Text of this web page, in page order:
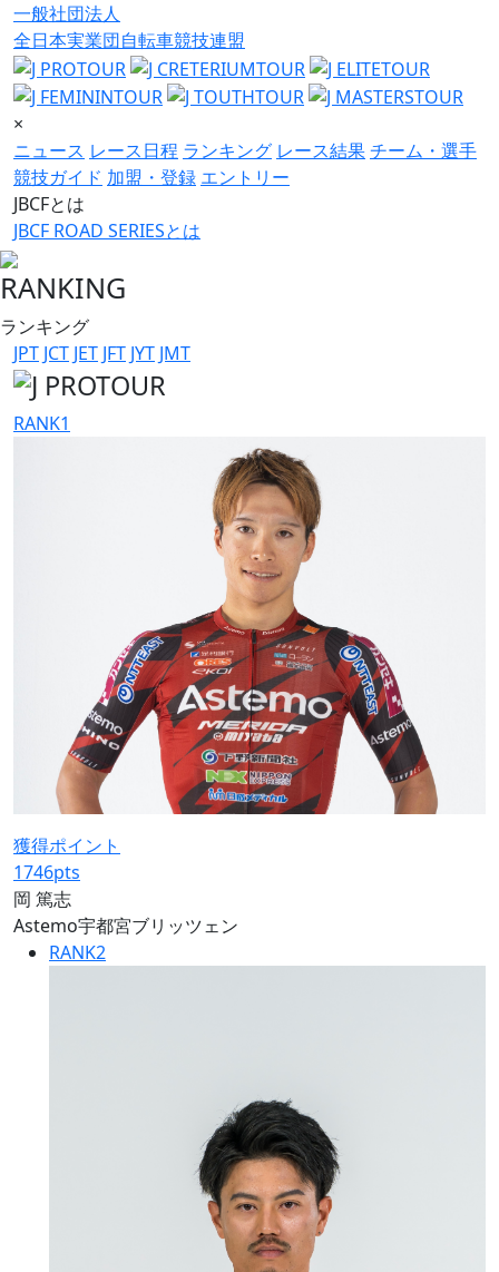
一般社団法人
全日本実業団自転車競技連盟
×
ニュース レース日程 ランキング レース結果チーム・選手
競技ガイド 加盟・登録 エントリー
JBCFとは
JBCF ROAD SERIESとは
RANKING
ランキング
JPT JCT JET JFT JYT JMT
RANK1
獲得ポイント
1746pts
岡 篤志
Astemo宇都宮ブリッツェン
RANK2